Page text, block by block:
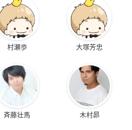
村瀬歩 大塚芳忠
斉藤壮馬 木村昴